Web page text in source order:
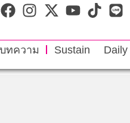
บทความ Sustain Daily